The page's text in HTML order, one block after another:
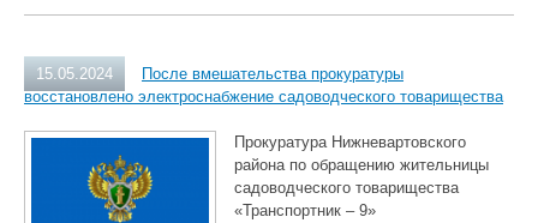
15.05.2024
После вмешательства прокуратуры
восстановлено электроснабжение садоводческого товарищества
Прокуратура Нижневартовского
района по обращению жительницы
садоводческого товарищества
«Транспортник – 9»